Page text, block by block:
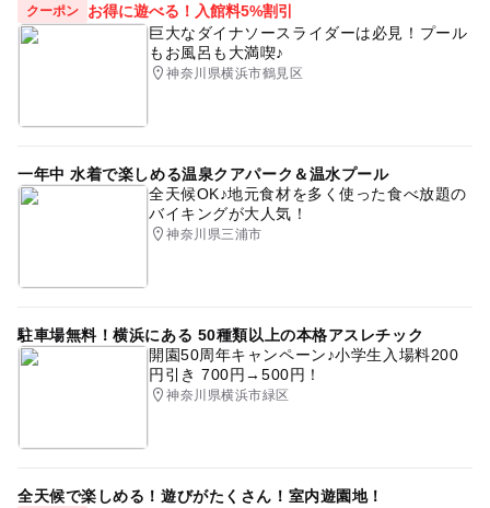
クーポン
お得に遊べる！入館料5%割引
巨大なダイナソースライダーは必見！プール
もお風呂も大満喫♪
神奈川県横浜市鶴見区
一年中 水着で楽しめる温泉クアパーク＆温水プール
全天候OK♪地元食材を多く使った食べ放題の
バイキングが大人気！
神奈川県三浦市
駐車場無料！横浜にある 50種類以上の本格アスレチック
開園50周年キャンペーン♪小学生入場料200
円引き 700円→500円！
神奈川県横浜市緑区
全天候で楽しめる！遊びがたくさん！室内遊園地！